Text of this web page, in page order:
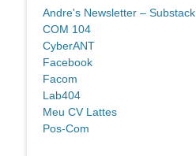
Andre's Newsletter – Substack
COM 104
CyberANT
Facebook
Facom
Lab404
Meu CV Lattes
Pos-Com